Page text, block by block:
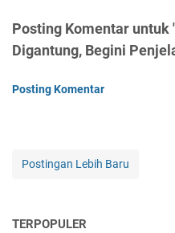
Posting Komentar untuk
Digantung, Begini
Posting Komentar
Postingan Lebih Baru
TERPOPULER